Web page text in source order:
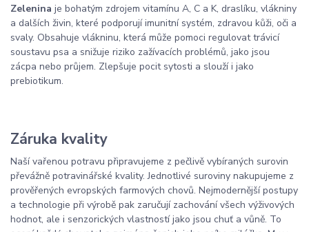
Zelenina je bohatým zdrojem vitamínu A, C a K, draslíku, vlákniny
a dalších živin, které podporují imunitní systém, zdravou kůži, oči a
svaly. Obsahuje vlákninu, která může pomoci regulovat trávicí
soustavu psa a snižuje riziko zažívacích problémů, jako jsou
zácpa nebo průjem. Zlepšuje pocit sytosti a slouží i jako
prebiotikum.
Záruka kvality
Naší vařenou potravu připravujeme z pečlivě vybíraných surovin
převážně potravinářské kvality. Jednotlivé suroviny nakupujeme z
prověřených evropských farmových chovů. Nejmodernější postupy
a technologie při výrobě pak zaručují zachování všech výživových
hodnot, ale i senzorických vlastností jako jsou chuť a vůně. To